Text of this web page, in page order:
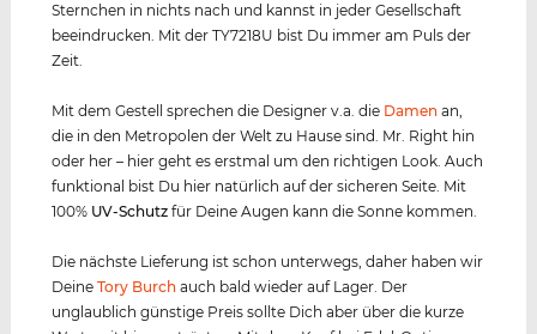
Sternchen in nichts nach und kannst in jeder Gesellschaft
beeindrucken. Mit der TY7218U bist Du immer am Puls der
Zeit.
Mit dem Gestell sprechen die Designer v.a. die Damen an,
die in den Metropolen der Welt zu Hause sind. Mr. Right hin
oder her – hier geht es erstmal um den richtigen Look. Auch
funktional bist Du hier natürlich auf der sicheren Seite. Mit
100% UV-Schutz für Deine Augen kann die Sonne kommen.
Die nächste Lieferung ist schon unterwegs, daher haben wir
DeineTory Burch auch bald wieder auf Lager. Der
unglaublich günstige Preis sollte Dich aber über die kurze